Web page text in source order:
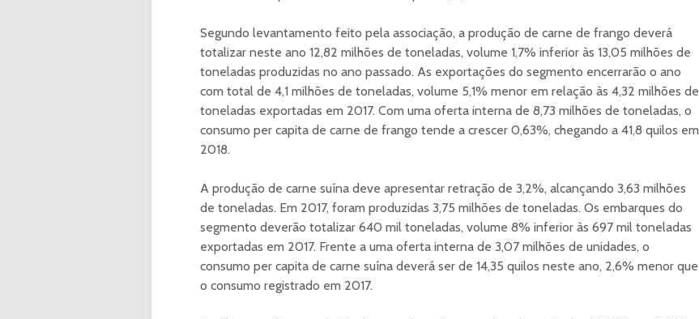
Segundo levantamento feito pela associação, a produção de carne de frango deverá
totalizar neste ano 12,82 milhões de toneladas, volume 1,7% inferior às 13,05 milhões de
toneladas produzidas no ano passado. As exportações do segmento encerrarão o ano
com total de 4,1 milhões de toneladas, volume 5,1% menor em relação às 4,32 milhões de
toneladas exportadas em 2017. Com uma oferta interna de 8,73 milhões de toneladas, o
consumo per capita de carne de frango tende a crescer 0,63%, chegando a 41,8 quilos em
2018.
A produção de carne suína deve apresentar retração de 3,2%, alcançando 3,63 milhões
de toneladas. Em 2017, foram produzidas 3,75 milhões de toneladas. Os embarques do
segmento deverão totalizar 640 mil toneladas, volume 8% inferior às 697 mil toneladas
exportadas em 2017. Frente a uma oferta interna de 3,07 milhões de unidades, o
consumo per capita de carne suína deverá ser de 14,35 quilos neste ano, 2,6% menor que
o consumo registrado em 2017.